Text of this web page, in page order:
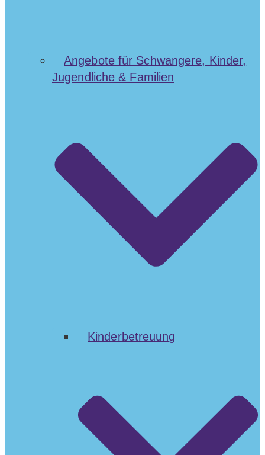
Angebote für Schwangere, Kinder,
Jugendliche & Familien
Kinderbetreuung